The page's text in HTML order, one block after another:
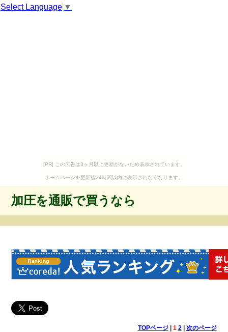
Select Language ▼
[PR] この広告は3ヶ月以上更新がないため表示されています。
ホームページを更新後24時間以内に表示されなくなります。
加圧を通販で買うなら
TOPページ| 1 2| 次のページ